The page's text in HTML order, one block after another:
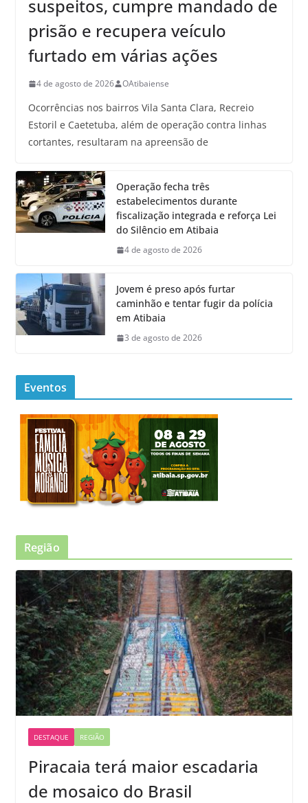
suspeitos, cumpre mandado de
prisão e recupera veículo
furtado em várias ações
4 de agosto de 2026 OAtibaiense
Ocorrências nos bairros Vila Santa Clara, Recreio
Estoril e Caetetuba, além de operação contra linhas
cortantes, resultaram na apreensão de
Operação fecha três
estabelecimentos durante
fiscalização integrada e reforça Lei
do Silêncio em Atibaia
4 de agosto de 2026
Jovem é preso após furtar
caminhão e tentar fugir da polícia
em Atibaia
3 de agosto de 2026
Eventos
Região
DESTAQUE REGIÃO
Piracaia terá maior escadaria
de mosaico do Brasil